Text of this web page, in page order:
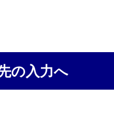
の入力へ